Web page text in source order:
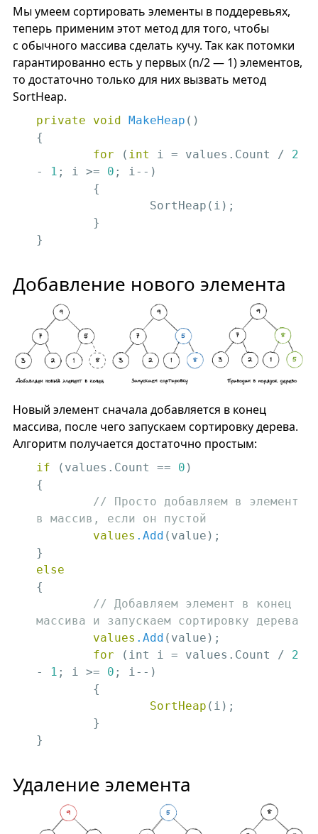
Мы умеем сортировать элементы в поддеревьях,
теперь применим этот метод для того, чтобы
с обычного массива сделать кучу. Так как потомки
гарантированно есть у первых (n/2 — 1) элементов,
то достаточно только для них вызвать метод
SortHeap.
private void MakeHeap ()
{
for ( int i = values.Count / 2
-
1 ; i >= 0 ; i--)
}
Добавление нового элемента
Новый элемент сначала добавляется в конец
массива, после чего запускаем сортировку дерева.
Алгоритм получается достаточно простым:
if (values.Count == 0 )
{
// Просто добавляем в элемент
в массив, если он пустой
values .Add (value);
else
{
// Добавляем элемент в конец
массива и запускаем сортировку дерева
values .Add (value);
for (int i = values.Count / 2
-
1 ; i >= 0 ; i--)
SortHeap (i);
}
Удаление элемента